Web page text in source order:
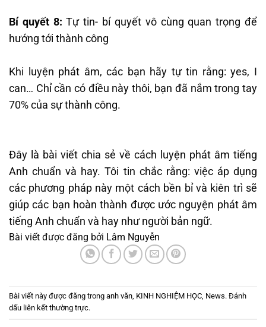
Bí quyết 8: Tự tin- bí quyết vô cùng quan trọng để
hướng tới thành công
Khi luyện phát âm, các bạn hãy tự tin rằng: yes, I
can… Chỉ cần có điều này thôi, bạn đã nắm trong tay
70% của sự thành công.
Đây là bài viết chia sẻ về cách luyện phát âm tiếng
Anh chuẩn và hay. Tôi tin chắc rằng: việc áp dụng
các phương pháp này một cách bền bỉ và kiên trì sẽ
giúp các bạn hoàn thành được ước nguyện phát âm
tiếng Anh chuẩn và hay như người bản ngữ.
Bài viết được đăng bởi Lâm Nguyễn
Bài viết này được đăng trong anh văn, KINH NGHIỆM HỌC, News. Đánh
dấu liên kết thường trực.